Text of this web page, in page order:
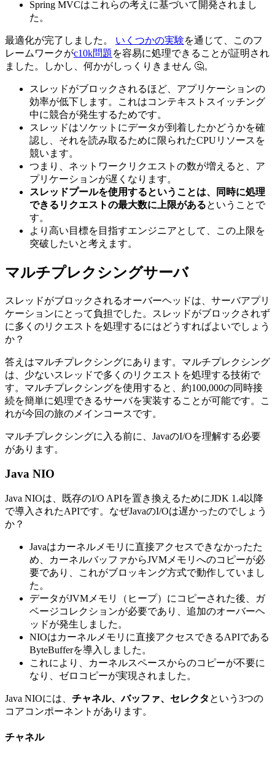
Spring MVCはこれらの考えに基づいて開発されまし
た。
最適化が完了しました。 いくつかの実験を通じて、このフ
レームワークがc10k問題 を容易に処理できることが証明され
ました。しかし、何かがしっくりきません 🤔。
スレッドがブロックされるほど、アプリケーションの
効率が低下します。これはコンテキストスイッチング
中に競合が発生するためです。
スレッドはソケットにデータが到着したかどうかを確
認し、それを読み取るために限られたCPUリソースを
競います。
つまり、ネットワークリクエストの数が増えると、ア
プリケーションが遅くなります。
スレッドプールを使用するということは、同時に処理
できるリクエストの最大数に上限があるということで
す。
より高い目標を目指すエンジニアとして、この上限を
突破したいと考えます。
マルチプレクシングサーバ
スレッドがブロックされるオーバーヘッドは、サーバアプリ
ケーションにとって負担でした。スレッドがブロックされず
に多くのリクエストを処理するにはどうすればよいでしょう
か？
答えはマルチプレクシングにあります。マルチプレクシング
は、少ないスレッドで多くのリクエストを処理する技術で
す。マルチプレクシングを使用すると、約100,000の同時接
続を簡単に処理できるサーバを実装することが可能です。こ
れが今回の旅のメインコースです。
マルチプレクシングに入る前に、JavaのI/Oを理解する必要
があります。
Java NIO
Java NIOは、既存のI/O APIを置き換えるためにJDK 1.4以降
で導入されたAPIです。なぜJavaのI/Oは遅かったのでしょう
か？
Javaはカーネルメモリに直接アクセスできなかったた
め、カーネルバッファからJVMメモリへのコピーが必
要であり、これがブロッキング方式で動作していまし
た。
データがJVMメモリ（ヒープ）にコピーされた後、ガ
ベージコレクションが必要であり、追加のオーバーヘ
ッドが発生しました。
NIOはカーネルメモリに直接アクセスできるAPIである
ByteBufferを導入しました。
これにより、カーネルスペースからのコピーが不要に
なり、ゼロコピーが実現されました。
Java NIOには、 チャネル、バッファ、セレクタ という3つの
コアコンポーネントがあります。
チャネル